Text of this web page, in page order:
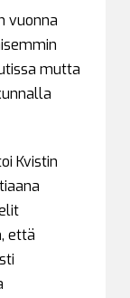
vuonna
mutta
Kvistin
että